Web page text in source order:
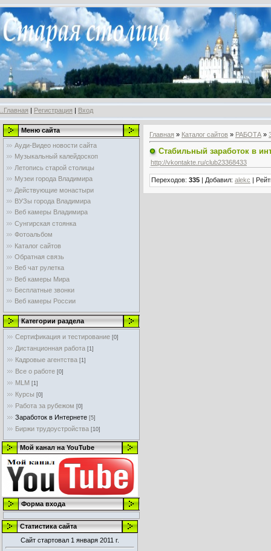
..Главная | Регистрация | Вход
Меню сайта
Ауди-Видео новости сайта
Музыкальный калейдоскоп
Летопись старой столицы
Музеи города Владимира
Действующие монастыри
ВУЗы города Владимира
Веб камеры Владимира
Сунгирская стоянка
Фотоальбом
Каталог сайтов
Обратная связь
Веб чат рулетка
Веб камеры Мира
Бесплатные звонки
Веб камеры России
Категории раздела
Сертификация и тестирование [0]
Дистанционная работа [1]
Кадровые агентства [1]
Все о работе [0]
MLM [1]
Курсы [0]
Работа за рубежом [0]
Заработок в Интернете [5]
Биржи трудоустройства [10]
Мой канал на YouTube
Форма входа
Статистика сайта
Сайт стартовал 1 января 2011 г.
Главная » Каталог сайтов » РАБОТА »
Стабильный заработок в
http://vkontakte.ru/club23368433
Переходов: 335 | Добавил: alekc |